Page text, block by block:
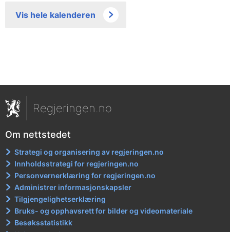
Vis hele kalenderen
Regjeringen.no
Om nettstedet
Strategi og organisering av regjeringen.no
Innholdsstrategi for regjeringen.no
Personvernerklæring for regjeringen.no
Administrer informasjonskapsler
Tilgjengelighetserklæring
Bruks- og opphavsrett for bilder og videomateriale
Besøksstatistikk